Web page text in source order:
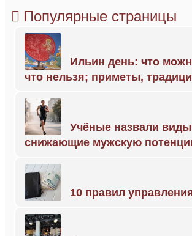
Популярные страницы
Ильин день: что
что нельзя; приметы,
Учёные назвали виды
снижающие мужскую
10 правил